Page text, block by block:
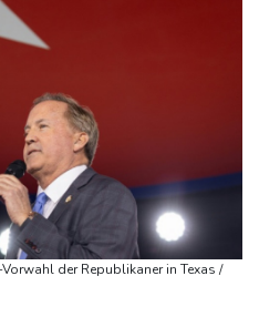
wechselt nach Madrid
Corona-Berater Fauci vor
Uruguay
trocken wie in Dürrejahren 2018
Leiche zerstückelt: Mann muss
Russland wirft Frankreich
der Republikaner in Texas /